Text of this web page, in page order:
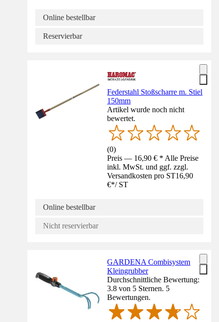
Online bestellbar
Reservierbar
Federstahl Stoßscharre m. Stiel
150mm
Artikel wurde noch nicht
bewertet.
(0)
Preis — 16,90 € * Alle Preise
inkl. MwSt. und ggf. zzgl.
Versandkosten pro ST16,90
€*/ ST
Online bestellbar
Nicht reservierbar
GARDENA Combisystem
Kleingrubber
Durchschnittliche Bewertung:
3.8 von 5 Sternen. 5
Bewertungen.